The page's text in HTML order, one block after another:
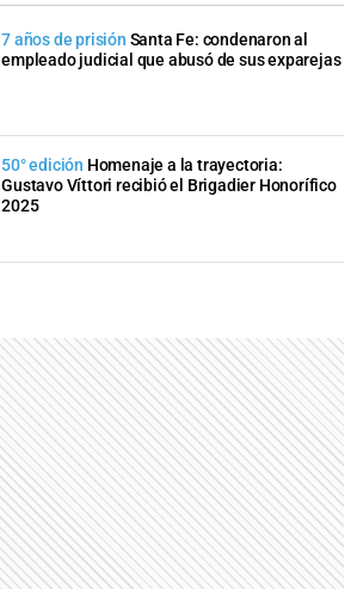
7 años de prisión Santa Fe: condenaron al
empleado judicial que abusó de sus exparejas
50° edición Homenaje a la trayectoria:
Gustavo Víttori recibió el Brigadier Honorífico
2025